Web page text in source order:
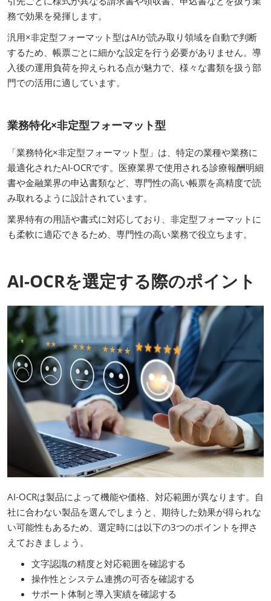
務で効果を発揮します。
汎用×非定型フォーマット型はAIが読み取り領域を自動で判断
するため、帳票ごとに細かな設定を行う必要がありません。導
入後の運用負荷を抑えられる点が魅力で、様々な書類を扱う部
門での活用に適しています。
業務特化×非定型フォーマット型
「業務特化×非定型フォーマット型」は、特定の業種や業務に
最適化されたAI-OCRです。医療業界で使用される診療報酬明細
書や金融業界の申込書類など、専門性の高い帳票を高精度で読
み取れるように設計されています。
業界特有の用語や書式に対応しており、非定型フォーマットに
も柔軟に適応できるため、専門性の高い業務で役立ちます。
AI-OCRを選定する際のポイント
AI-OCRは製品によって機能や価格、対応範囲が異なります。自
社に合わない製品を選んでしまうと、期待した効果が得られな
い可能性もあるため、選定時には以下の3つのポイントを押さ
えておきましょう。
文字認識の精度と対応範囲を確認する
操作性とシステム連携の可否を確認する
サポート体制と導入実績を確認する